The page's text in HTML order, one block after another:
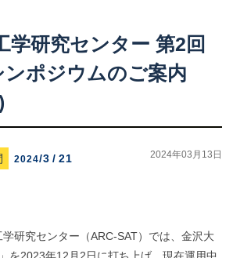
学研究センター 第2 回
ンポジウムのご案内
2024/3 / 21 2024年03月13日
研究センター（ARC-SAT）では、金沢大
を2023年12月2日に打ち上げ、現在運用中